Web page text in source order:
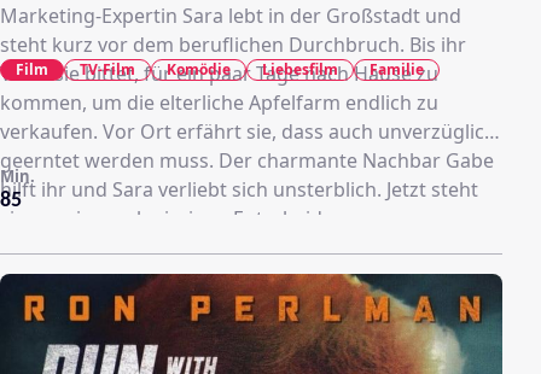
Marketing-Expertin Sara lebt in der Großstadt und
steht kurz vor dem beruflichen Durchbruch. Bis ihr
Vater sie bittet, für ein paar Tage nach Hause zu
kommen, um die elterliche Apfelfarm endlich zu
verkaufen. Vor Ort erfährt sie, dass auch unverzüglich
geerntet werden muss. Der charmante Nachbar Gabe
hilft ihr und Sara verliebt sich unsterblich. Jetzt steht
sie vor einer schwierigen Entscheidung.
85
Min.
Film TV-Film Komödie Liebesfilm Familie